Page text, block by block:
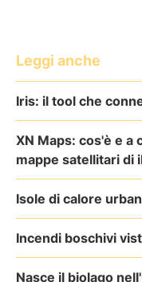
Leggi anche
Iris: il tool che
XN Maps: cos'è e a
mappe satellitari di
Isole di calore
Incendi boschivi
Nasce il biolago